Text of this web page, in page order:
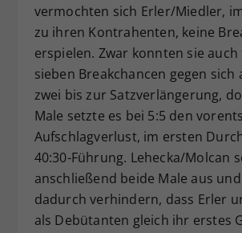
vermochten sich Erler/Miedler,
zu ihren Kontrahenten, keine
erspielen. Zwar konnten sie
sieben Breakchancen gegen sich
zwei bis zur Satzverlängerung,
Male setzte es bei 5:5 den
Aufschlagverlust, im ersten
40:30-Führung. Lehecka/Molcan
anschließend beide Male aus
dadurch verhindern, dass Erler
als Debütanten gleich ihr erstes